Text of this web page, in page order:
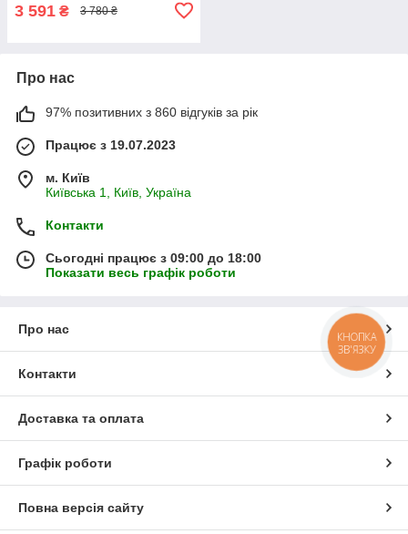
3 591 ₴ 3 780 ₴
Про нас
97% позитивних з 860 відгуків за рік
Працює з 19.07.2023
м. Київ
Київська 1, Київ, Україна
Контакти
Сьогодні працює з 09:00 до 18:00
Показати весь графік роботи
Про нас
Контакти
Доставка та оплата
Графік роботи
Повна версія сайту
КНОПКА
ЗВ'ЯЗКУ